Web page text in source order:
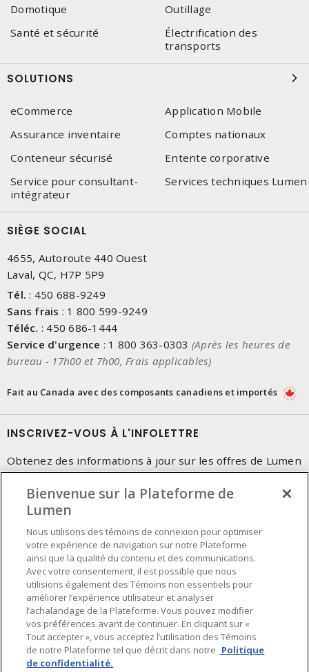
Domotique
Outillage
Santé et sécurité
Électrification des
transports
SOLUTIONS
eCommerce
Application Mobile
Assurance inventaire
Comptes nationaux
Conteneur sécurisé
Entente corporative
Service pour consultant-
intégrateur
Services techniques Lumen
SIÈGE SOCIAL
4655, Autoroute 440 Ouest
Laval, QC, H7P 5P9
Tél. : 450 688-9249
Sans frais : 1 800 599-9249
Téléc. : 450 686-1444
Service d'urgence : 1 800 363-0303 (Après les heures de
bureau - 17h00 et 7h00, Frais applicables)
Fait au Canada avec des composants canadiens et importés
INSCRIVEZ-VOUS À L'INFOLETTRE
Obtenez des informations à jour sur les offres de Lumen
Préférences en matière de cookies
Bienvenue sur la Plateforme de
Lumen
Nous utilisons des témoins de connexion pour optimiser
votre expérience de navigation sur notre Plateforme
ainsi que la qualité du contenu et des communications.
Avec votre consentement, il est possible que nous
utilisions également des Témoins non essentiels pour
améliorer l’expérience utilisateur et analyser
l’achalandage de la Plateforme. Vous pouvez modifier
vos préférences avant de continuer. En cliquant sur «
Tout accepter », vous acceptez l’utilisation des Témoins
de notre Plateforme tel que décrit dans notre Politique
de confidentialité.